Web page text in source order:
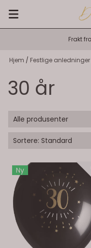
Hopp til innhold
Frakt
Hjem / Festlige anledninger
30 år
Ny
På lager